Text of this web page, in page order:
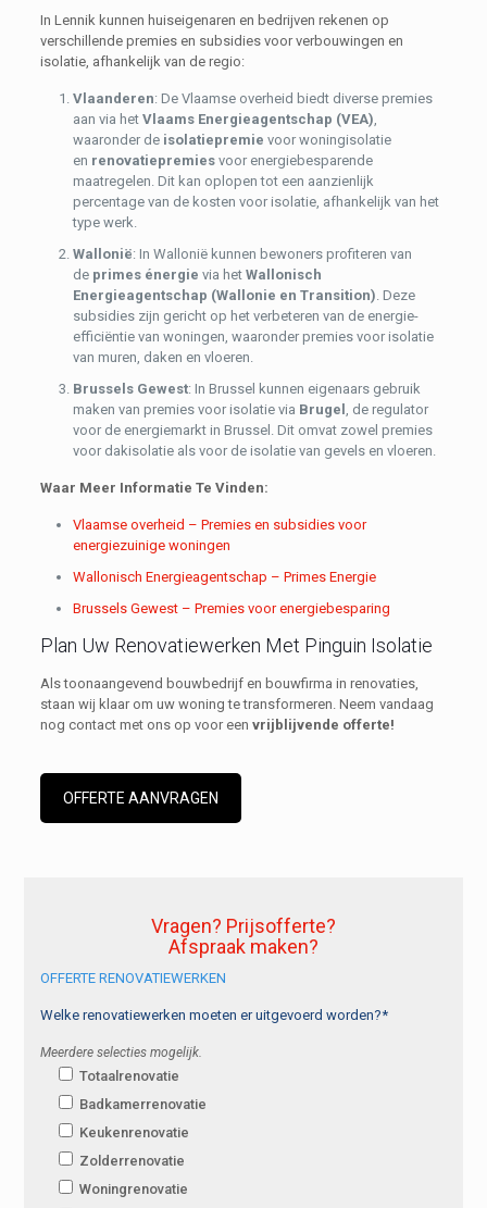
In Lennik kunnen huiseigenaren en bedrijven rekenen op
verschillende premies en subsidies voor verbouwingen en
isolatie, afhankelijk van de regio:
Vlaanderen: De Vlaamse overheid biedt diverse premies
aan via het Vlaams Energieagentschap (VEA),
waaronder de isolatiepremie voor woningisolatie
en renovatiepremiesvoor energiebesparende
maatregelen. Dit kan oplopen tot een aanzienlijk
percentage van de kosten voor isolatie, afhankelijk van het
type werk.
Wallonië: In Wallonië kunnen bewoners profiteren van
de primes énergie via het Wallonisch
Energieagentschap (Wallonie en Transition). Deze
subsidies zijn gericht op het verbeteren van de energie-
efficiëntie van woningen, waaronder premies voor isolatie
van muren, daken en vloeren.
Brussels Gewest: In Brussel kunnen eigenaars gebruik
maken van premies voor isolatie via Brugel , de regulator
voor de energiemarkt in Brussel. Dit omvat zowel premies
voor dakisolatie als voor de isolatie van gevels en vloeren.
Waar Meer Informatie Te Vinden:
Vlaamse overheid – Premies en subsidies voor
energiezuinige woningen
Wallonisch Energieagentschap – Primes Energie
Brussels Gewest – Premies voor energiebesparing
Plan Uw Renovatiewerken Met Pinguin Isolatie
Als toonaangevend bouwbedrijf en bouwfirma in renovaties,
staan wij klaar om uw woning te transformeren. Neem vandaag
nog contact met ons op voor een vrijblijvende offerte!
OFFERTE AANVRAGEN
Vragen? Prijsofferte?
Afspraak maken?
OFFERTE RENOVATIEWERKEN
Welke renovatiewerken moeten er uitgevoerd worden?*
Meerdere selecties mogelijk.
Totaalrenovatie
Badkamerrenovatie
Keukenrenovatie
Zolderrenovatie
Woningrenovatie